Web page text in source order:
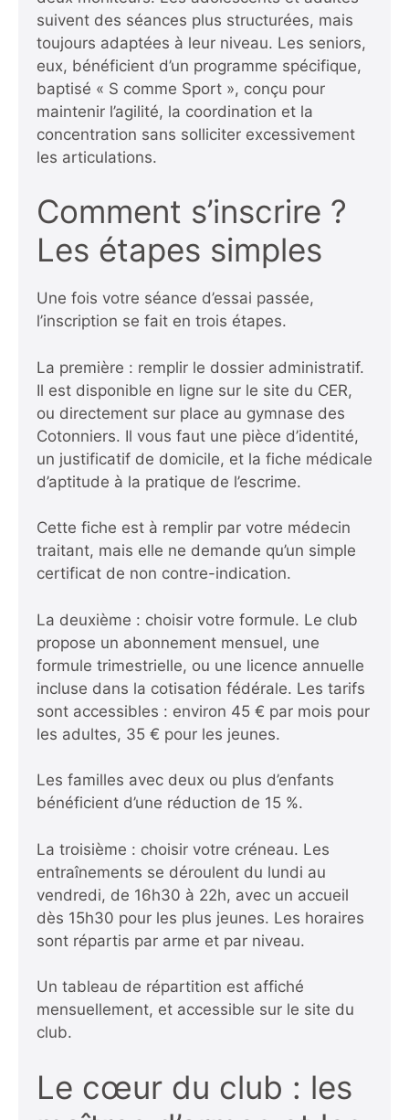
suivent des séances plus structurées, mais
toujours adaptées à leur niveau. Les seniors,
eux, bénéficient d’un programme spécifique,
baptisé « S comme Sport », conçu pour
maintenir l’agilité, la coordination et la
concentration sans solliciter excessivement
les articulations.
Comment s’inscrire ?
Les étapes simples
Une fois votre séance d’essai passée,
l’inscription se fait en trois étapes.
La première : remplir le dossier administratif.
Il est disponible en ligne sur le site du CER,
ou directement sur place au gymnase des
Cotonniers. Il vous faut une pièce d’identité,
un justificatif de domicile, et la fiche médicale
d’aptitude à la pratique de l’escrime.
Cette fiche est à remplir par votre médecin
traitant, mais elle ne demande qu’un simple
certificat de non contre-indication.
La deuxième : choisir votre formule. Le club
propose un abonnement mensuel, une
formule trimestrielle, ou une licence annuelle
incluse dans la cotisation fédérale. Les tarifs
sont accessibles : environ 45 € par mois pour
les adultes, 35 € pour les jeunes.
Les familles avec deux ou plus d’enfants
bénéficient d’une réduction de 15 %.
La troisième : choisir votre créneau. Les
entraînements se déroulent du lundi au
vendredi, de 16h30 à 22h, avec un accueil
dès 15h30 pour les plus jeunes. Les horaires
sont répartis par arme et par niveau.
Un tableau de répartition est affiché
mensuellement, et accessible sur le site du
club.
Le cœur du club : les